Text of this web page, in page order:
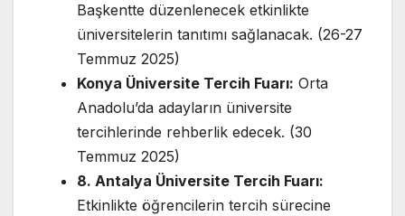
Başkentte düzenlenecek etkinlikte
üniversitelerin tanıtımı sağlanacak. (26-27
Temmuz 2025)
Konya Üniversite Tercih Fuarı: Orta
Anadolu’da adayların üniversite
tercihlerinde rehberlik edecek. (30
Temmuz 2025)
8. Antalya Üniversite Tercih Fuarı:
Etkinlikte öğrencilerin tercih sürecine